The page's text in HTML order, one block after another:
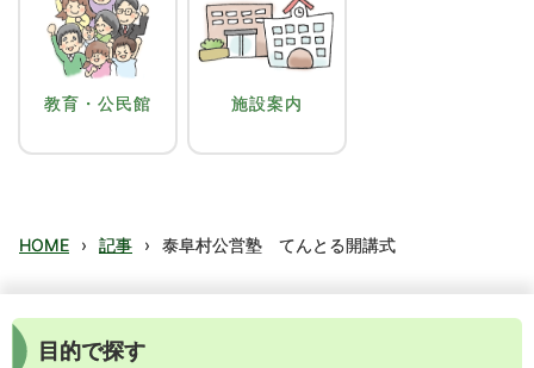
教育・公民館 施設案内
HOME › 記事 › 泰阜村公営塾 てんとる開講式
目的で探す